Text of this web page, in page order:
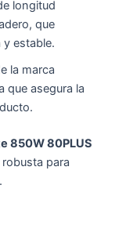
longitud
que
estable.
la marca
que asegura la
850W 80PLUS
para